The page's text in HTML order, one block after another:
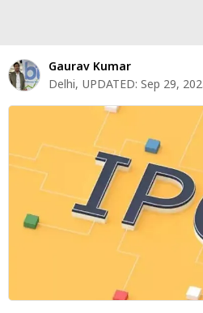
शेयर
बाज़ार
बिजनेस
वीडियो
म्यूचुअल
फंड
Gaurav Kumar
Delhi, UPDATED: Sep 29,